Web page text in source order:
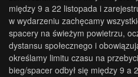
między 9 a 22 listopada i
w wydarzeniu zachęcamy
spacery na świeżym powietrzu,
dystansu społecznego i
określamy limitu czasu na
bieg/spacer odbył się między 9 a